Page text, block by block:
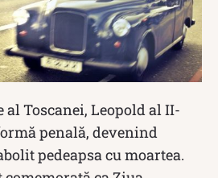
al Toscanei, Leopold al II-
penală, devenind
pedeapsa cu moartea.